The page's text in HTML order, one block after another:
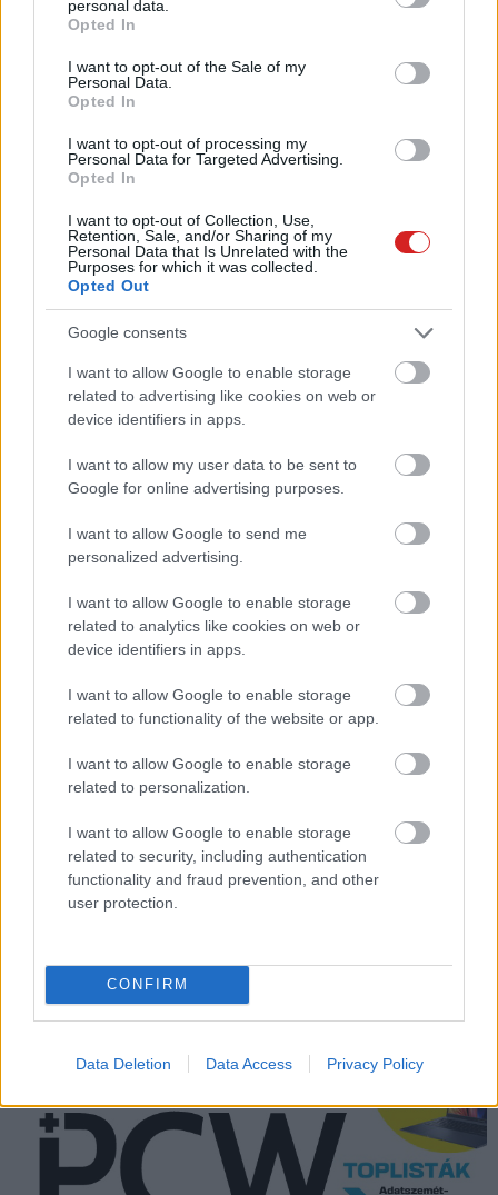
grant or deny consent to Google and its third-party tags to
use your data for below specified purposes in below Google
consent section.
personal data.
Opted In
I want to opt-out of the Sale of my
Personal Data.
Opted In
I want to opt-out of processing my
Personal Data for Targeted Advertising.
Opted In
I want to opt-out of Collection, Use,
Retention, Sale, and/or Sharing of my
Personal Data that Is Unrelated with the
Purposes for which it was collected.
Opted Out
Google consents
I want to allow Google to enable storage
related to advertising like cookies on web or
device identifiers in apps.
I want to allow my user data to be sent to
Google for online advertising purposes.
I want to allow Google to send me
personalized advertising.
I want to allow Google to enable storage
related to analytics like cookies on web or
device identifiers in apps.
I want to allow Google to enable storage
related to functionality of the website or app.
I want to allow Google to enable storage
related to personalization.
I want to allow Google to enable storage
related to security, including authentication
functionality and fraud prevention, and other
user protection.
CONFIRM
Data Deletion Data Access Privacy Policy
Új szintre emelné a kémkedést az
Közélet| 2013.02.04 10:30
Biztonságosabb ingyen Wi-Fi
Biztonsági rések az androidos
alkalmazások közel felében!
Mobil| 2012.10.29 18:30
Távoli hozzáférés lesz a Google
Chrome böngészőben
Biztonságosan nyomtat a Brother
HL-4140CN
| 2011.04.14 09:40
SSL titkosítással dolgozik a
Brother MFC-9970CDW nyomtató
Hardver | 2011.04.08 16:28
Több internet-nyelven beszélő
SSL tanúsítványok a NetLocktól